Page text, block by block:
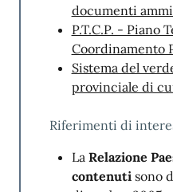
1. Analisi esiti
satisfaction” ed
migliorative;
2. Digitalizzazione e
testimoniale”;
3. Eliminazione dei
ripetitivi del sito
documenti
P.T.C.P. - Piano
Coordinamento
Sistema del
provinciale di
Riferimenti di
La Relazione
contenuti sono